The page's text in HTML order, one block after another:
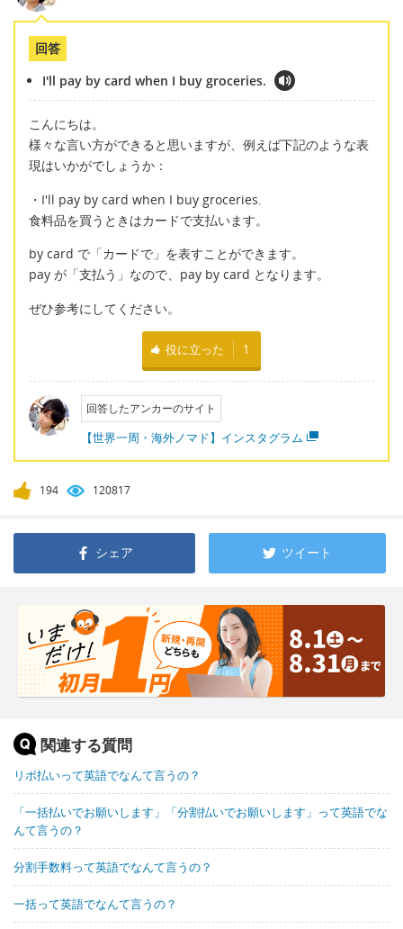
回答
I'll pay by card when I buy groceries.
こんにちは。
様々な言い方ができると思いますが、例えば下記のような表
現はいかがでしょうか：
・I'll pay by card when I buy groceries.
食料品を買うときはカードで支払います。
by card で「カードで」を表すことができます。
pay が「支払う」なので、pay by card となります。
ぜひ参考にしてください。
役に立った 1
回答したアンカーのサイト
【世界一周・海外ノマド】インスタグラム
194 120817
シェア ツイート
関連する質問
リボ払いって英語でなんて言うの？
「一括払いでお願いします」「分割払いでお願いします」って英語でな
んて言うの？
分割手数料って英語でなんて言うの？
一括って英語でなんて言うの？